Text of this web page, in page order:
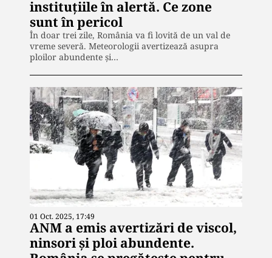
instituţiile în alertă. Ce zone
sunt în pericol
În doar trei zile, România va fi lovită de un val de
vreme severă. Meteorologii avertizează asupra
ploilor abundente și…
01 Oct. 2025, 17:49
ANM a emis avertizări de viscol,
ninsori și ploi abundente.